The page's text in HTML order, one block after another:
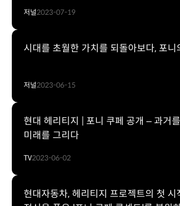
저널2023-07-19
시대를 초월한 가치를 되돌아보다, 포니
저널2023-06-15
현대 헤리티지 | 포니 쿠페 공개 – 과거
미래를 그리다
TV2023-06-02
현대자동차, 헤리티지 프로젝트의 첫 시